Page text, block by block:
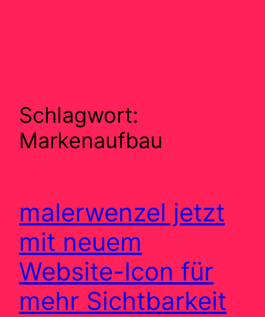
Schlagwort:
Markenaufbau
malerwenzel jetzt
mit neuem
Website-Icon für
mehr Sichtbarkeit